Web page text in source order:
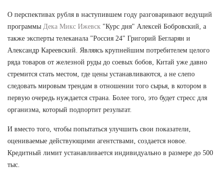
О перспективах рубля в наступившем году разговаривают ведущий
программы Дека Микс Ижевск "Курс дня" Алексей Бобровский, а
также эксперты телеканала "Россия 24" Григорий Бегларян и
Александр Кареевский. Являясь крупнейшим потребителем целого
ряда товаров от железной руды до соевых бобов, Китай уже давно
стремится стать местом, где цены устанавливаются, а не слепо
следовать мировым трендам в отношении того сырья, в котором в
первую очередь нуждается страна. Более того, это будет стресс для
организма, который подпортит результат.
И вместо того, чтобы попытаться улучшить свои показатели,
оцениваемые действующими агентствами, создается новое.
Кредитный лимит устанавливается индивидуально в размере до 500
тыс.